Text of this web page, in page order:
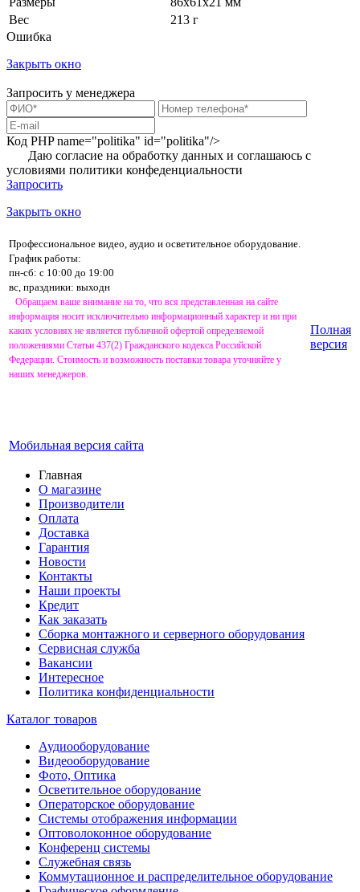
Вес
213 г
Ошибка
Закрыть окно
Запросить у менеджера
Код PHPname="politika" id="politika"/>
Даю согласие на обработку данных и соглашаюсь с
условиями политики конфеденциальности
Запросить
Закрыть окно
Профессиональное видео, аудио и осветительное оборудование.
График работы:
пн-сб: с 10:00 до 19:00
вс, праздники: выходн
Обращаем ваше внимание на то, что вся представленная на сайте
информация носит исключительно информационный характер и ни при
каких условиях не является публичной офертой определяемой
положениями Статьи 437(2) Гражданского кодекса Российской
Федерации. Стоимость и возможность поставки товара уточняйте у
наших менеджеров.
Мобильная версия сайта
Полная
версия
Главная
О магазине
Производители
Оплата
Доставка
Гарантия
Новости
Контакты
Наши проекты
Кредит
Как заказать
Сборка монтажного и серверного оборудования
Сервисная служба
Вакансии
Интересное
Политика конфиденциальности
Каталог товаров
Аудиооборудование
Видеооборудование
Фото, Оптика
Осветительное оборудование
Операторское оборудование
Системы отображения информации
Оптоволоконное оборудование
Конференц системы
Служебная связь
Коммутационное и распределительное оборудование